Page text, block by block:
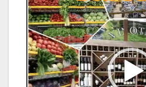
vídeo